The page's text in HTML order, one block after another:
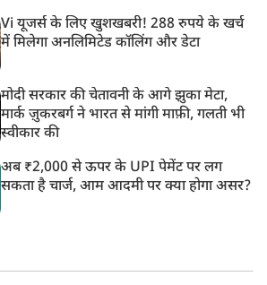
Vi यूजर्स के लिए खुशखबरी! 288 रुपये के खर्च
में मिलेगा अनलिमिटेड कॉलिंग और डेटा
मोदी सरकार की चेतावनी के आगे झुका मेटा,
मार्क ज़ुकरबर्ग ने भारत से मांगी माफ़ी, गलती भी
स्वीकार की
अब ₹2,000 से ऊपर के UPI पेमेंट पर लग
सकता है चार्ज, आम आदमी पर क्या होगा असर?